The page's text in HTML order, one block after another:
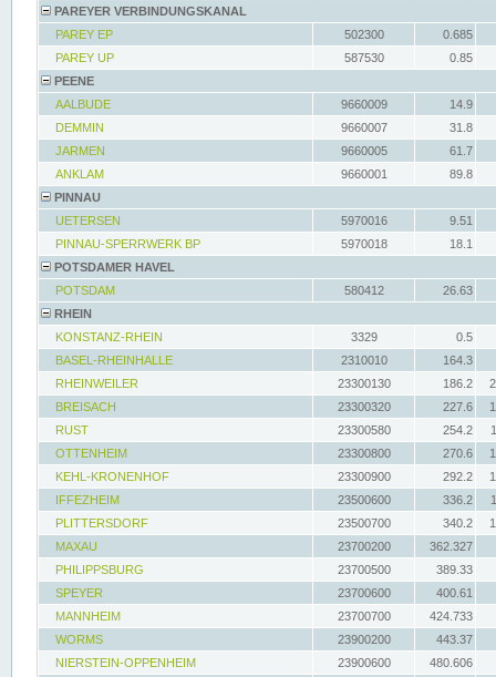
PAREYER VERBINDUNGSKANAL
PAREY EP
502300
0.685
PAREY UP
587530
0.85
PEENE
AALBUDE
9660009
14.9
DEMMIN
9660007
31.8
JARMEN
9660005
61.7
ANKLAM
9660001
89.8
PINNAU
UETERSEN
5970016
9.51
PINNAU-SPERRWERK BP
5970018
18.1
POTSDAMER HAVEL
POTSDAM
580412
26.63
RHEIN
KONSTANZ-RHEIN
3329
0.5
BASEL-RHEINHALLE
2310010
164.3
RHEINWEILER
23300130 186.2
BREISACH
23300320 227.6
RUST
23300580 254.2
OTTENHEIM
23300800 270.6
KEHL-KRONENHOF
23300900 292.2
IFFEZHEIM
23500600 336.2
PLITTERSDORF
23500700 340.2
MAXAU
23700200
362.327
PHILIPPSBURG
23700500
389.33
SPEYER
23700600
400.61
MANNHEIM
23700700
424.733
WORMS
23900200
443.37
NIERSTEIN-OPPENHEIM
23900600
480.606